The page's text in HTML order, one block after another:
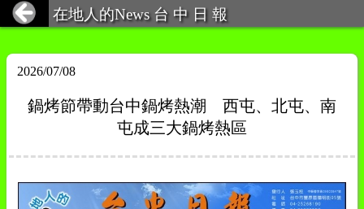
在地人的News 台 中 日 報
2026/07/08
鍋烤節帶動台中鍋烤熱潮 西屯、北屯、南
屯成三大鍋烤熱區